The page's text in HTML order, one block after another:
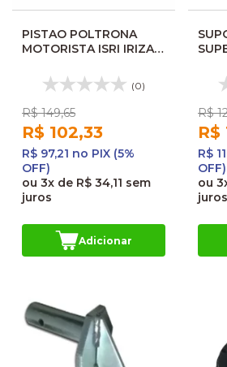
PISTAO POLTRONA
MOTORISTA ISRI IRIZAR
(0)
R$ 149,65
R$ 102,33
R$ 97,21 no PIX (5%
OFF)
ou 3x de R$ 34,11 sem
juros
Adicionar
R$
R$
R$
OFF)
ou
juros